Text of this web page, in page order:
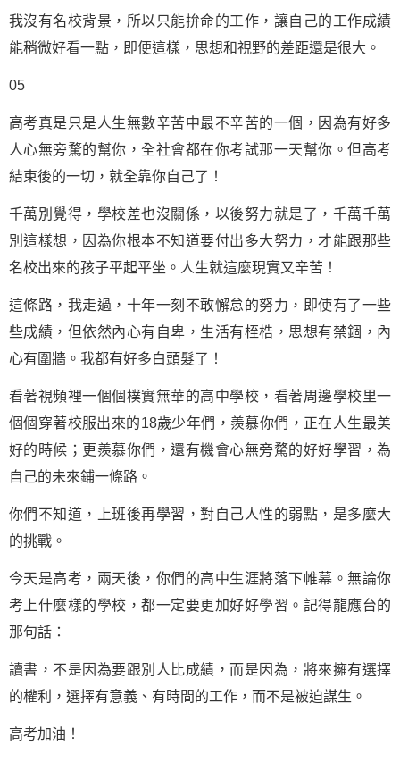
我沒有名校背景，所以只能拚命的工作，讓自己的工作成績
能稍微好看一點，即便這樣，思想和視野的差距還是很大。
05
高考真是只是人生無數辛苦中最不辛苦的一個，因為有好多
人心無旁騖的幫你，全社會都在你考試那一天幫你。但高考
結束後的一切，就全靠你自己了！
千萬別覺得，學校差也沒關係，以後努力就是了，千萬千萬
別這樣想，因為你根本不知道要付出多大努力，才能跟那些
名校出來的孩子平起平坐。人生就這麼現實又辛苦！
這條路，我走過，十年一刻不敢懈怠的努力，即使有了一些
些成績，但依然內心有自卑，生活有桎梏，思想有禁錮，內
心有圍牆。我都有好多白頭髮了！
看著視頻裡一個個樸實無華的高中學校，看著周邊學校里一
個個穿著校服出來的18歲少年們，羨慕你們，正在人生最美
好的時候；更羨慕你們，還有機會心無旁騖的好好學習，為
自己的未來鋪一條路。
你們不知道，上班後再學習，對自己人性的弱點，是多麼大
的挑戰。
今天是高考，兩天後，你們的高中生涯將落下帷幕。無論你
考上什麼樣的學校，都一定要更加好好學習。記得龍應台的
那句話：
讀書，不是因為要跟別人比成績，而是因為，將來擁有選擇
的權利，選擇有意義、有時間的工作，而不是被迫謀生。
高考加油！